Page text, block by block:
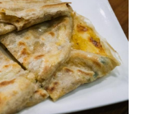
量子 体育
健康 军事
图片 政务
金融